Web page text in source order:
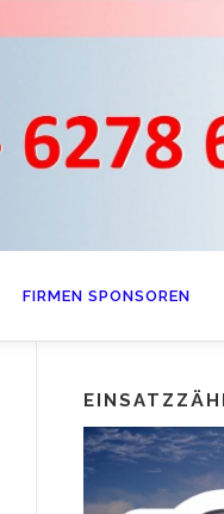
FIRMEN SPONSOREN